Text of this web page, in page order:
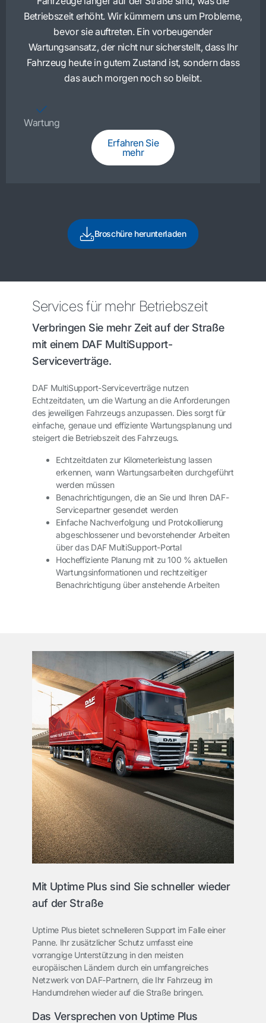
Betriebszeit erhöht. Wir kümmern uns um Probleme,
bevor sie auftreten. Ein vorbeugender
Wartungsansatz, der nicht nur sicherstellt, dass Ihr
Fahrzeug heute in gutem Zustand ist, sondern dass
das auch morgen noch so bleibt.
Wartung
Erfahren Sie
mehr
Broschüre herunterladen
Services für mehr Betriebszeit
Verbringen Sie mehr Zeit auf der Straße
mit einem DAF MultiSupport-
Serviceverträge.
DAF MultiSupport-Serviceverträge nutzen
Echtzeitdaten, um die Wartung an die Anforderungen
des jeweiligen Fahrzeugs anzupassen. Dies sorgt für
einfache, genaue und effiziente Wartungsplanung und
steigert die Betriebszeit des Fahrzeugs.
Echtzeitdaten zur Kilometerleistung lassen
erkennen, wann Wartungsarbeiten durchgeführt
werden müssen
Benachrichtigungen, die an Sie und Ihren DAF-
Servicepartner gesendet werden
Einfache Nachverfolgung und Protokollierung
abgeschlossener und bevorstehender Arbeiten
über das DAF MultiSupport-Portal
Hocheffiziente Planung mit zu 100 % aktuellen
Wartungsinformationen und rechtzeitiger
Benachrichtigung über anstehende Arbeiten
Mit Uptime Plus sind Sie schneller wieder
auf der Straße
Uptime Plus bietet schnelleren Support im Falle einer
Panne. Ihr zusätzlicher Schutz umfasst eine
vorrangige Unterstützung in den meisten
europäischen Ländern durch ein umfangreiches
Netzwerk von DAF-Partnern, die Ihr Fahrzeug im
Handumdrehen wieder auf die Straße bringen.
Das Versprechen von Uptime Plus